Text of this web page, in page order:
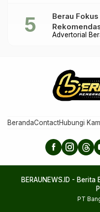
Advertorial
Berau
BerandaContactHubungi
BERAUNEWS.ID -
PT